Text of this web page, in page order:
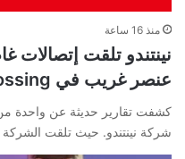
منذ 16 ساعة
نينتندو تلقت إتصالات
عنصر غريب في Animal Crossing
كشفت تقارير حديثة عن واحدة
شركة نينتندو. حيث تلقت